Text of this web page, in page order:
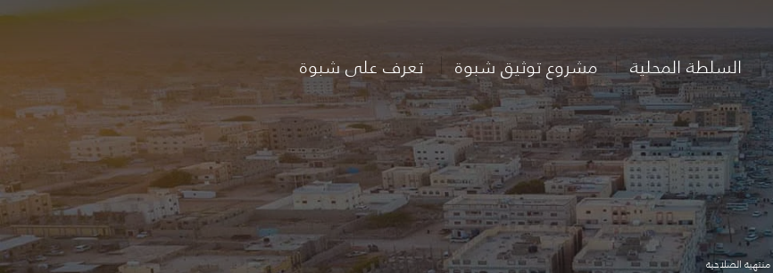
السلطة المحلية مشروع توثيق شبوة تعرف على شبوة